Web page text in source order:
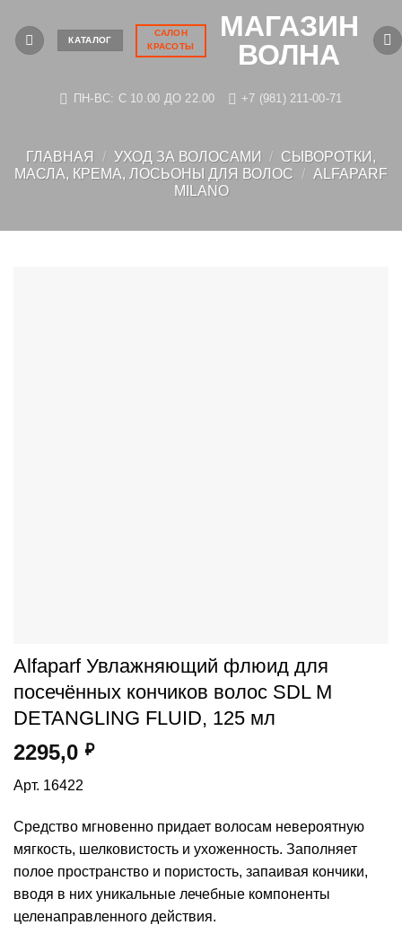
content
МАГАЗИН
ВОЛНА
КАТАЛОГ
САЛОН
КРАСОТЫ
ПН-ВС: C 10.00 ДО 22.00 +7 (981) 211-00-71
ГЛАВНАЯ / УХОД ЗА ВОЛОСАМИ / СЫВОРОТКИ,
МАСЛА, КРЕМА, ЛОСЬОНЫ ДЛЯ ВОЛОС
/ ALFAPARF
MILANO
Alfaparf Увлажняющий флюид для
посечённых кончиков волос SDL M
DETANGLING FLUID, 125 мл
2295,0 ₽
Арт. 16422
Средство мгновенно придает волосам невероятную
мягкость, шелковистость и ухоженность. Заполняет
полое пространство и пористость, запаивая кончики,
вводя в них уникальные лечебные компоненты
целенаправленного действия.